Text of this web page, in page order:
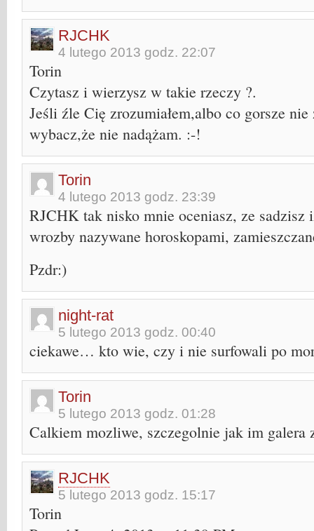
RJCHK
4 lutego 2013 godz. 22:07
Torin
Czytasz i wierzysz w takie rzeczy ?.
Jeśli źle Cię zrozumiałem,albo co gorsze nie
wybacz,że nie nadążam. :-!
Torin
4 lutego 2013 godz. 23:39
RJCHK tak nisko mnie oceniasz, ze
wrozby nazywane horoskopami,
Pzdr:)
night-rat
5 lutego 2013 godz. 00:40
ciekawe… kto wie, czy i nie surfowali po
Torin
5 lutego 2013 godz. 01:28
Calkiem mozliwe, szczegolnie jak im galera
RJCHK
5 lutego 2013 godz. 15:17
Torin